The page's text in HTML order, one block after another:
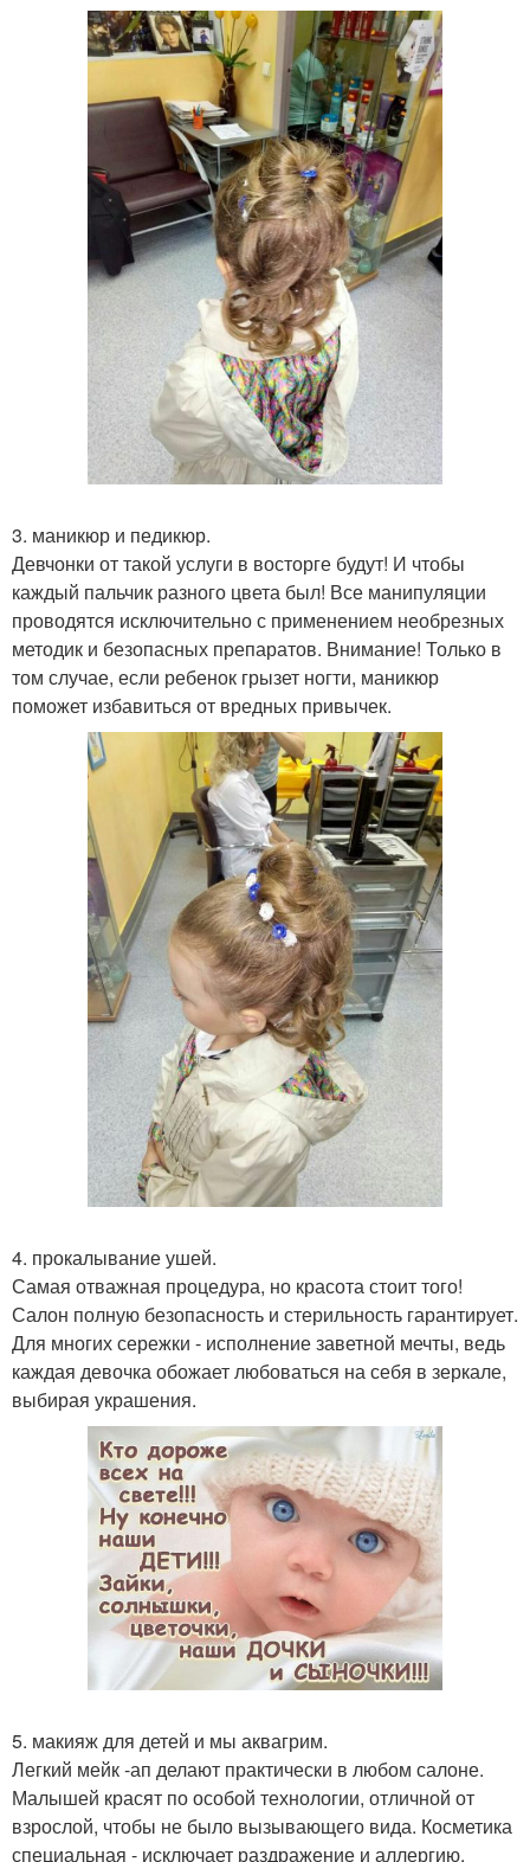
3. маникюр и педикюр.
Девчонки от такой услуги в восторге будут! И чтобы
каждый пальчик разного цвета был! Все манипуляции
проводятся исключительно с применением необрезных
методик и безопасных препаратов. Внимание! Только в
том случае, если ребенок грызет ногти, маникюр
поможет избавиться от вредных привычек.
4. прокалывание ушей.
Самая отважная процедура, но красота стоит того!
Салон полную безопасность и стерильность гарантирует.
Для многих сережки - исполнение заветной мечты, ведь
каждая девочка обожает любоваться на себя в зеркале,
выбирая украшения.
5. макияж для детей и мы аквагрим.
Легкий мейк -ап делают практически в любом салоне.
Малышей красят по особой технологии, отличной от
взрослой, чтобы не было вызывающего вида. Косметика
специальная - исключает раздражение и аллергию.